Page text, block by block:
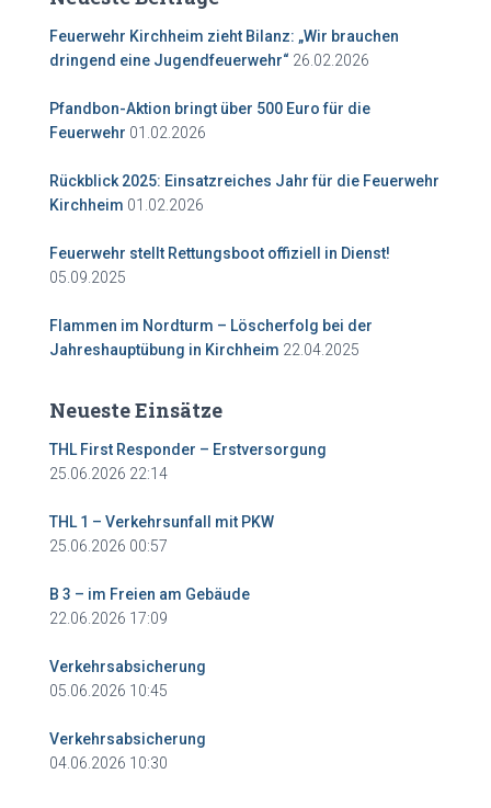
Feuerwehr Kirchheim zieht Bilanz: „Wir brauchen
dringend eine Jugendfeuerwehr“ 26.02.2026
Pfandbon-Aktion bringt über 500 Euro für die
Feuerwehr 01.02.2026
Rückblick 2025: Einsatzreiches Jahr für die Feuerwehr
Kirchheim 01.02.2026
Feuerwehr stellt Rettungsboot offiziell in Dienst!
05.09.2025
Flammen im Nordturm – Löscherfolg bei der
Jahreshauptübung in Kirchheim 22.04.2025
Neueste Einsätze
THL First Responder – Erstversorgung
25.06.2026 22:14
THL 1 – Verkehrsunfall mit PKW
25.06.2026 00:57
B 3 – im Freien am Gebäude
22.06.2026 17:09
Verkehrsabsicherung
05.06.2026 10:45
Verkehrsabsicherung
04.06.2026 10:30